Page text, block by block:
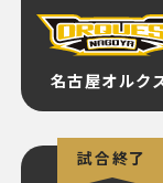
名古屋オルク
試合終了